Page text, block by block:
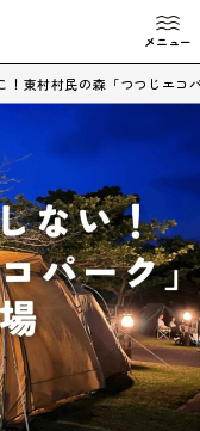
！東村村民の森「つつじエコ